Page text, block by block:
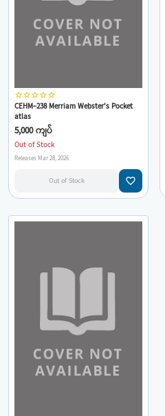
star_borderstar_borderstar_borderstar_borderstar_border
CEHM-238 Merriam Webster's Pocket
atlas
5,000 ကျပ်
Out of Stock
Releases Mar 28, 2026
Out of Stock favorite_border